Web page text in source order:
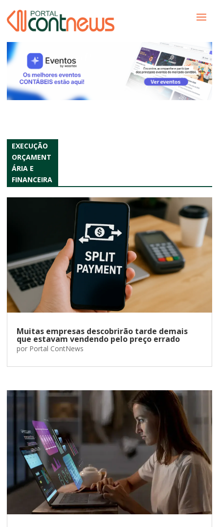
EXECUÇÃO
ORÇAMENT
ÁRIA E
FINANCEIRA
Muitas empresas descobrirão tarde demais
que estavam vendendo pelo preço errado
por Portal ContNews